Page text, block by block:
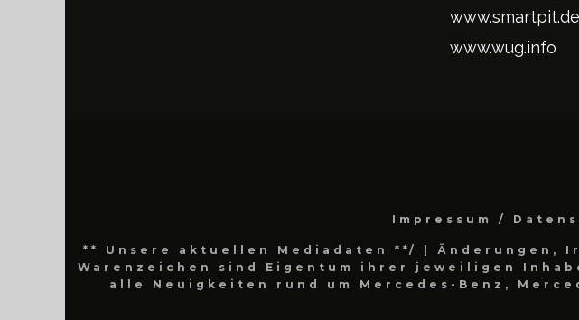
www.smartpit.de
www.wug.info
Impressum /
** Unsere aktuellen Mediadaten **/
| Änderungen,
Warenzeichen sind Eigentum ihrer jeweiligen
alle Neuigkeiten rund um Mercedes-Benz,